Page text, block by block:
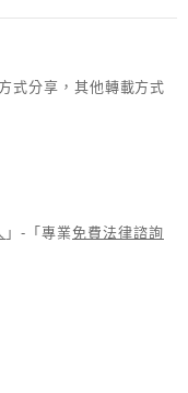
式分享，其他轉載方式
」-「專業免費法律諮詢